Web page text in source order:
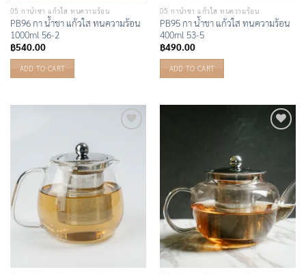
05 กาน้ำชา แก้วใส ทนความร้อน
PB96 กา น้ำชา แก้วใส ทนความร้อน
1000ml 56-2
฿540.00
ADD TO CART
05 กาน้ำชา แก้วใส ทนความร้อน
PB95 กา น้ำชา แก้วใส ทนความร้อน
400ml 53-5
฿490.00
ADD TO CART